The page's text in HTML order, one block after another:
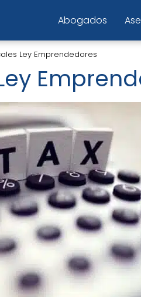
Abogados
Ley Emprendedores